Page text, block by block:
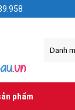
phẩm